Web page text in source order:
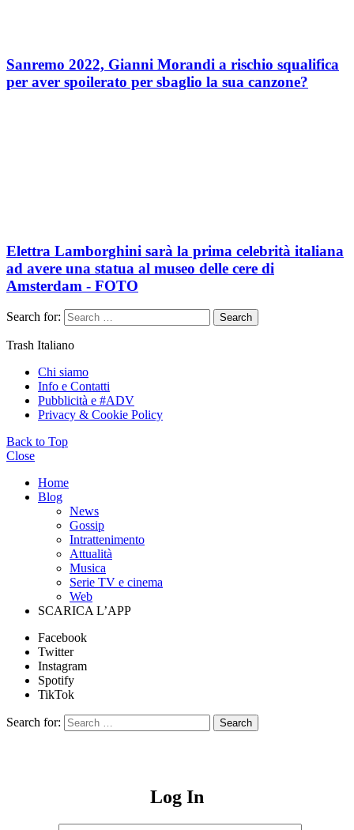
Sanremo 2022, Gianni Morandi a rischio squalifica
per aver spoilerato per sbaglio la sua canzone?
Elettra Lamborghini sarà la prima celebrità italiana
ad avere una statua al museo delle cere di
Amsterdam - FOTO
Search for: Search
Trash Italiano
Chi siamo
Info e Contatti
Pubblicità e #ADV
Privacy & Cookie Policy
Back to Top
Close
Home
Blog
News
Gossip
Intrattenimento
Attualità
Musica
Serie TV e cinema
Web
SCARICA L’APP
Facebook
Twitter
Instagram
Spotify
TikTok
Search for: Search
Log In